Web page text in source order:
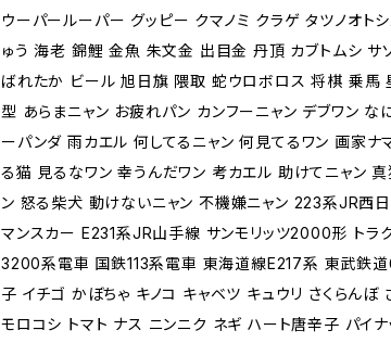
ウーパールーパー グッピー クマノミ クラゲ タツノオト
ゅう 海老 錦鯉 金魚 朱文金 出目金 丹頂 カブトムシ サ
ばれたか ビール 旭日旗 隈取 蛇ウロボロス 将棋 乗
型 あらまニャン お疲れパン カンフーニャン デブワン な
ーパンダ 雨カエル 何してるニャン 何見てるワン 画家ナ
る猫 見るなワン 幸うんだワン 考カエル 助けてニャン
ン 怒る柴犬 動けないニャン 不機嫌ニャン 223系JR
マンスカー E231系JR山手線 サンモリッツ2000形 ト
3200系電車 国鉄113系電車 東海道線E217系 東武鉄
子 イチゴ かぼちゃ キノコ キャベツ キュウリ さくらんぼ
モロコシ トマト ナス ニンニク ネギ ハート唐辛子 パイ